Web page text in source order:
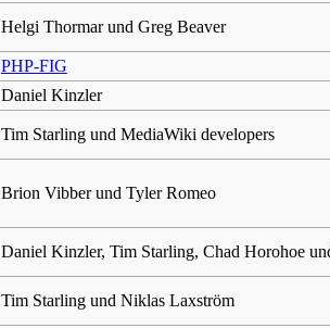
Helgi Thormar und Greg Beaver
PHP-FIG
Daniel Kinzler
Tim Starling und MediaWiki developers
Brion Vibber und Tyler Romeo
Daniel Kinzler, Tim Starling, Chad Horohoe
Tim Starling und Niklas Laxström